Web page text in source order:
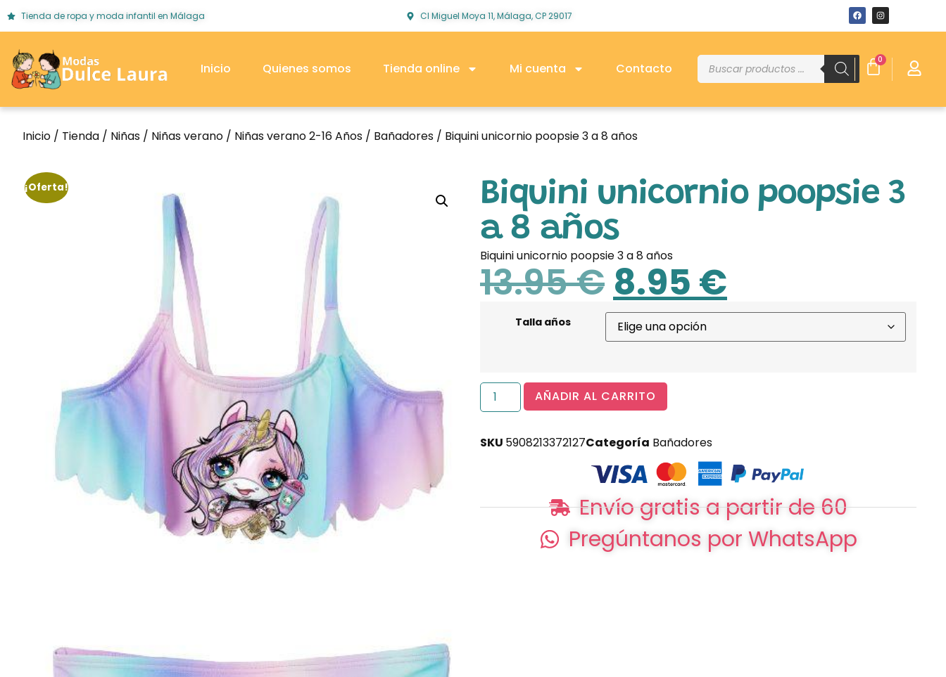
Tienda de ropa y moda infantil en Málaga Cl Miguel Moya 11, Málaga, CP 29017
Inicio Quienes somos Tienda online Mi cuenta Contacto
0
Inicio / Tienda / Niñas / Niñas verano / Niñas verano 2-16 Años / Bañadores / Biquini unicornio poopsie 3 a 8 años
¡Oferta!
Biquini unicornio poopsie 3
a 8 años
Biquini unicornio poopsie 3 a 8 años
13.95€8.95€
Talla años
AÑADIR AL CARRITO
SKU 5908213372127Categoría Bañadores
Envío gratis a partir de 60
Pregúntanos por WhatsApp